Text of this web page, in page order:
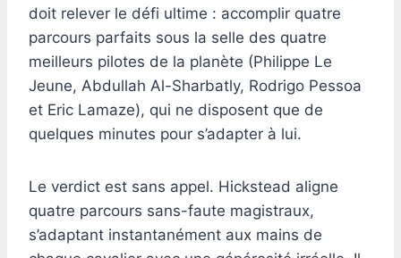
doit relever le défi ultime : accomplir quatre
parcours parfaits sous la selle des quatre
meilleurs pilotes de la planète (Philippe Le
Jeune, Abdullah Al-Sharbatly, Rodrigo Pessoa
et Eric Lamaze), qui ne disposent que de
quelques minutes pour s’adapter à lui.
Le verdict est sans appel. Hickstead aligne
quatre parcours sans-faute magistraux,
s’adaptant instantanément aux mains de